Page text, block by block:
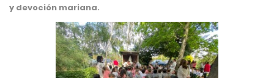
y devoción mariana.